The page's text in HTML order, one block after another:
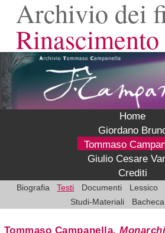
Archivio dei
Rinascimento
Home
Giordano
Tommaso
Giulio Cesare
Crediti
Biografia Testi Documenti Lessico
Studi-Materiali
Bacheca
Tommaso Campanella,